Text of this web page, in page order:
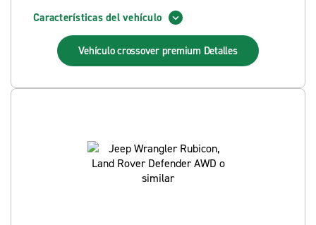
Características del vehículo
Vehículo crossover premium Detalles